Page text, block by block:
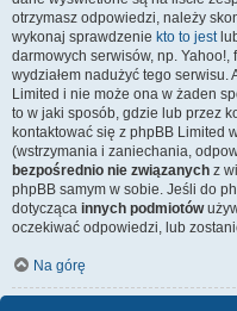
otrzymasz odpowiedzi, należy
wykonaj sprawdzenie kto to jest
darmowych serwisów, np. Yahoo!,
wydziałem nadużyć tego serwisu.
Limited i nie może ona w żaden
to w jaki sposób, gdzie lub przez
kontaktować się z phpBB Limited
(wstrzymania i zaniechania,
bezpośrednio nie związanych z
phpBB samym w sobie. Jeśli do
dotycząca innych podmiotów
oczekiwać odpowiedzi, lub
Na górę